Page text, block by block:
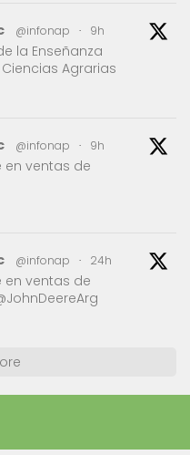
@infonap · 9h
la Enseñanza
Agrarias
@infonap · 9h
en ventas de
@infonap · 24h
en ventas de